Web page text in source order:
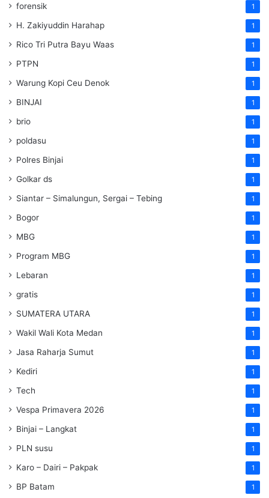
forensik 1
H. Zakiyuddin Harahap 1
Rico Tri Putra Bayu Waas 1
PTPN 1
Warung Kopi Ceu Denok 1
BINJAI 1
brio 1
poldasu 1
Polres Binjai 1
Golkar ds 1
Siantar – Simalungun, Sergai – Tebing 1
Bogor 1
MBG 1
Program MBG 1
Lebaran 1
gratis 1
SUMATERA UTARA 1
Wakil Wali Kota Medan 1
Jasa Raharja Sumut 1
Kediri 1
Tech 1
Vespa Primavera 2026 1
Binjai – Langkat 1
PLN susu 1
Karo – Dairi – Pakpak 1
BP Batam 1